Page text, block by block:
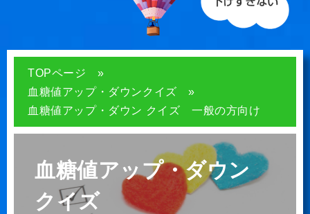
TOPページ
血糖値アップ・ダウンクイズ
血糖値アップ・ダウン クイズ 一般の方向け
血糖値アップ・ダウン
クイズ